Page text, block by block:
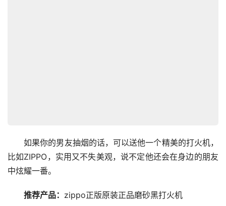
如果你的男友抽烟的话，可以送他一个精美的打火机，
比如ZIPPO，实用又不失美观，说不定他还会在身边的朋友
中炫耀一番。
推荐产品： zippo正版原装正品磨砂黑打火机